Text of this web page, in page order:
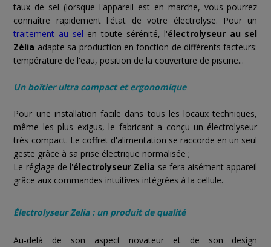
taux de sel (lorsque l'appareil est en marche, vous pourrez
connaître rapidement l'état de votre électrolyse. Pour un
traitement au sel en toute sérénité, l'électrolyseur au sel
Zélia adapte sa production en fonction de différents facteurs:
température de l'eau, position de la couverture de piscine...
Un boîtier ultra compact et ergonomique
Pour une installation facile dans tous les locaux techniques,
même les plus exigus, le fabricant a conçu un électrolyseur
très compact. Le coffret d'alimentation se raccorde en un seul
geste grâce à sa prise électrique normalisée ;
Le réglage de l'électrolyseur Zelia se fera aisément appareil
grâce aux commandes intuitives intégrées à la cellule.
Électrolyseur Zelia : un produit de qualité
Au-delà de son aspect novateur et de son design